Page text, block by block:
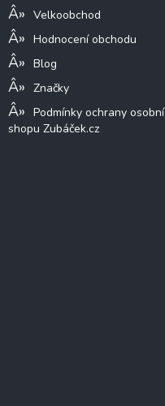
Velkoobchod
Hodnocení obchodu
Blog
Značky
Podmínky ochrany
shopu Zubáček.cz